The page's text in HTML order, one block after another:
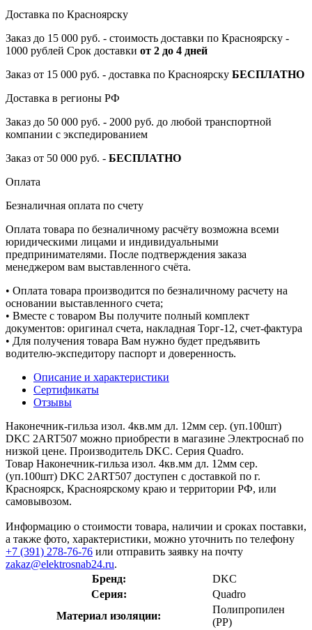
Доставка по Красноярску
Заказ до 15 000 руб. - стоимость доставки по Красноярску -
1000 рублей Срок доставки от 2 до 4 дней
Заказ от 15 000 руб. - доставка по Красноярску БЕСПЛАТНО
Доставка в регионы РФ
Заказ до 50 000 руб. - 2000 руб. до любой транспортной
компании с экспедированием
Заказ от 50 000 руб. - БЕСПЛАТНО
Оплата
Безналичная оплата по счету
Оплата товара по безналичному расчёту возможна всеми
юридическими лицами и индивидуальными
предпринимателями. После подтверждения заказа
менеджером вам выставленного счёта.
• Оплата товара производится по безналичному расчету на
основании выставленного счета;
• Вместе с товаром Вы получите полный комплект
документов: оригинал счета, накладная Торг-12, счет-фактура
• Для получения товара Вам нужно будет предъявить
водителю-экспедитору паспорт и доверенность.
Описание и характеристики
Сертификаты
Отзывы
Наконечник-гильза изол. 4кв.мм дл. 12мм сер. (уп.100шт)
DKC 2ART507 можно приобрести в магазине Электроснаб по
низкой цене. Производитель DKC. Серия Quadro.
Товар Наконечник-гильза изол. 4кв.мм дл. 12мм сер.
(уп.100шт) DKC 2ART507 доступен с доставкой по г.
Красноярск, Красноярскому краю и территории РФ, или
самовывозом.
Информацию о стоимости товара, наличии и сроках поставки,
а также фото, характеристики, можно уточнить по телефону
+7 (391) 278-76-76 или отправить заявку на почту
zakaz@elektrosnab24.ru.
Бренд:
DKC
Серия:
Quadro
Материал изоляции:
Полипропилен
(PP)